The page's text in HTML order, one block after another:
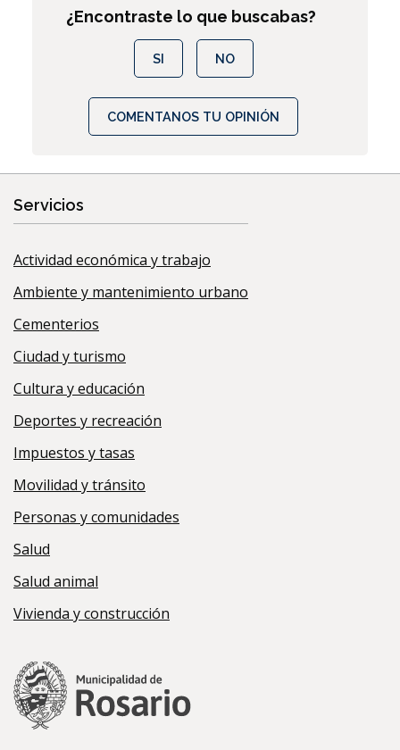
¿Encontraste lo que buscabas?
SI NO
COMENTANOS TU OPINIÓN
Servicios
Actividad económica y trabajo
Ambiente y mantenimiento urbano
Cementerios
Ciudad y turismo
Cultura y educación
Deportes y recreación
Impuestos y tasas
Movilidad y tránsito
Personas y comunidades
Salud
Salud animal
Vivienda y construcción